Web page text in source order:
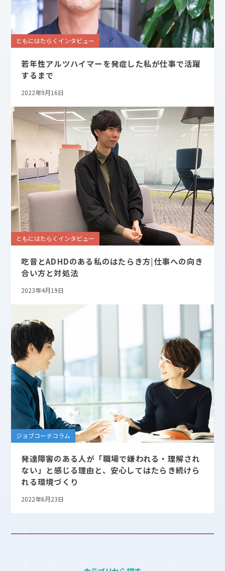
ともにはたらくインタビュー
若年性アルツハイマーを発症した私が仕事で活躍
するまで
2022年9月16日
ともにはたらくインタビュー
吃音とADHDのある私のはたらき方|仕事への向き
合い方と対処法
2023年4月19日
ジョブコーチコラム
発達障害のある人が「職場で嫌われる・理解され
ない」と感じる理由と、安心してはたらき続けら
れる環境づくり
2022年6月23日